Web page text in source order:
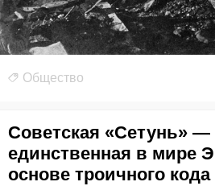
Общество
Советская «Сетунь» —
единственная в мире
основе троичного кода